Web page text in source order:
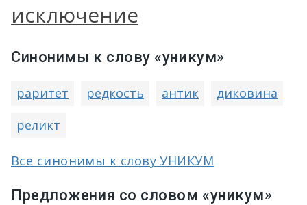
исключение
Синонимы к слову «уникум»
раритет редкость антик
диковина
реликт
Все синонимы к слову УНИКУМ
Предложения со словом «уникум»